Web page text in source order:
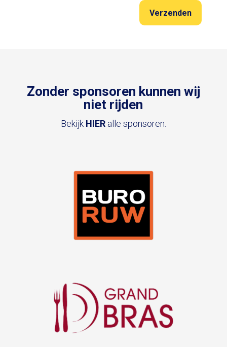
Zonder sponsoren kunnen wij
niet rijden
BekijkHIERalle sponsoren.